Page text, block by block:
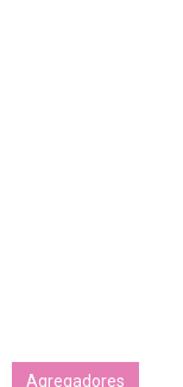
Agregadores